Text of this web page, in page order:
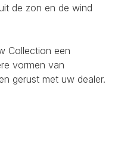
de zon en de wind
Collection een
vormen van
gerust met uw dealer.